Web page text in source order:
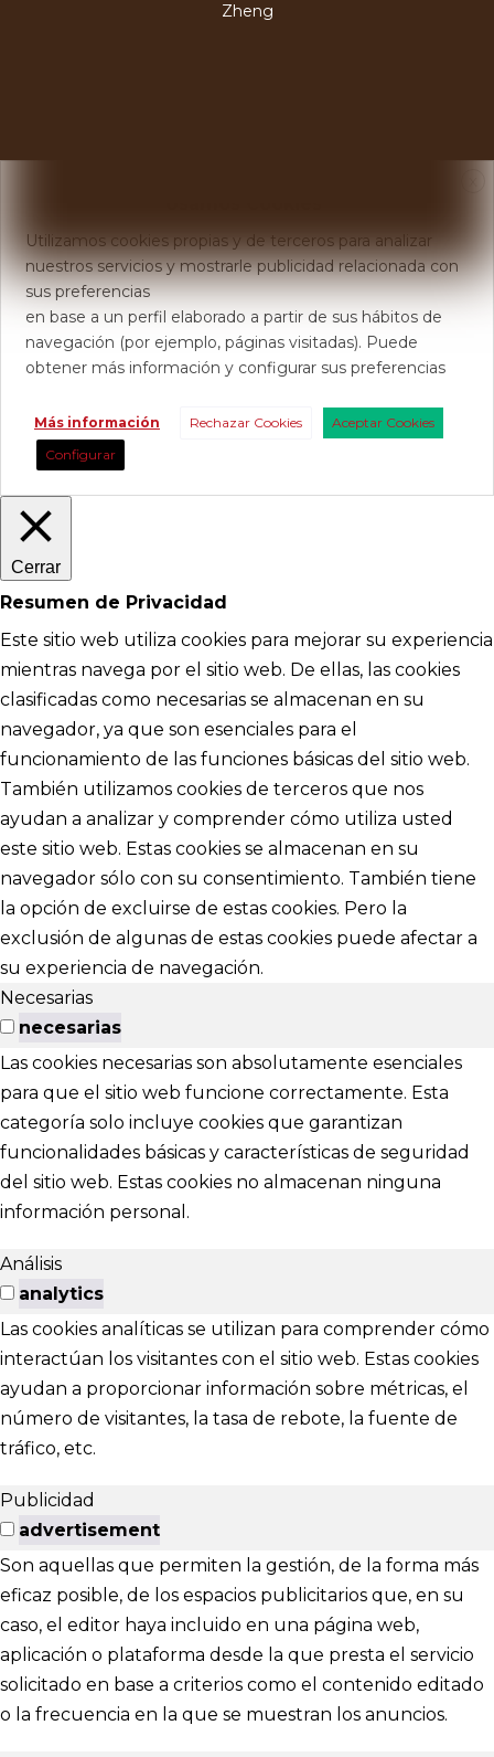
Zheng
Utilizamos cookies propias y de terceros para analizar
nuestros servicios y mostrarle publicidad relacionada con
sus preferencias
en base a un perfil elaborado a partir de sus hábitos de
navegación (por ejemplo, páginas visitadas). Puede
obtener más información y configurar sus preferencias
Más información Rechazar Cookies
Aceptar Cookies
Configurar
Cerrar
Resumen de Privacidad
Este sitio web utiliza cookies para mejorar su experiencia
mientras navega por el sitio web. De ellas, las cookies
clasificadas como necesarias se almacenan en su
navegador, ya que son esenciales para el
funcionamiento de las funciones básicas del sitio web.
También utilizamos cookies de terceros que nos
ayudan a analizar y comprender cómo utiliza usted
este sitio web. Estas cookies se almacenan en su
navegador sólo con su consentimiento. También tiene
la opción de excluirse de estas cookies. Pero la
exclusión de algunas de estas cookies puede afectar a
su experiencia de navegación.
Necesarias
necesarias
Las cookies necesarias son absolutamente esenciales
para que el sitio web funcione correctamente. Esta
categoría solo incluye cookies que garantizan
funcionalidades básicas y características de seguridad
del sitio web. Estas cookies no almacenan ninguna
información personal.
Análisis
analytics
Las cookies analíticas se utilizan para comprender cómo
interactúan los visitantes con el sitio web. Estas cookies
ayudan a proporcionar información sobre métricas, el
número de visitantes, la tasa de rebote, la fuente de
tráfico, etc.
Publicidad
advertisement
Son aquellas que permiten la gestión, de la forma más
eficaz posible, de los espacios publicitarios que, en su
caso, el editor haya incluido en una página web,
aplicación o plataforma desde la que presta el servicio
solicitado en base a criterios como el contenido editado
o la frecuencia en la que se muestran los anuncios.